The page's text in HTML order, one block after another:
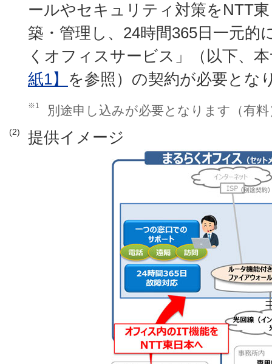
ールやセキュリティ対策をNTT
築・管理し、24時間365日一元的
くオフィスサービス」（以下、
紙1】
を参照）の契約が必要とな
※1 別途申し込みが必要となります（有料
(2) 提供イメージ